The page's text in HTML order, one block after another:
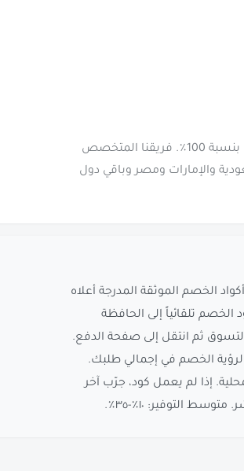
نحن نقوم بفحص وتحديث جميع كوبونات موسم يومياً لضمان فعاليتها بنسبة 100٪. فريقنا المتخصص
والإمارات ومصر وباقي دول
الخصم الموثقة المدرجة أعلاه
تلقائياً إلى الحافظة
ثم انتقل إلى صفحة الدفع.
الخصم في إجمالي طلبك.
إذا لم يعمل كود، جرّب آخر
التوفير: ١٠٪-٣٥٪.